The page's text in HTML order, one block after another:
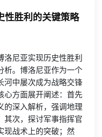
性胜利的关键策略
尼亚实现历史性胜利
析。博洛尼亚作为一个
河中屡次成为战略交锋
心方面展开阐述：首先
的深入解析，强调地理
其次，探讨军事指挥官
现战术上的突破；然